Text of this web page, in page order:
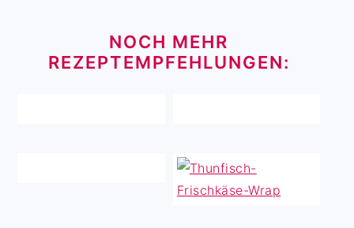
NOCH MEHR
REZEPTEMPFEHLUNGEN: